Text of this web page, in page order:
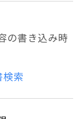
の書き込み時